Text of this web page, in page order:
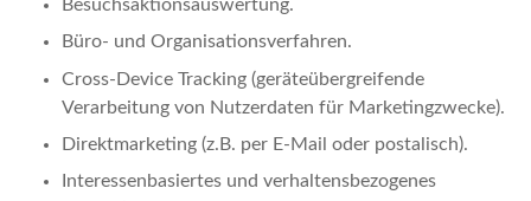
Besuchsaktionsauswertung.
Büro- und Organisationsverfahren.
Cross-Device Tracking (geräteübergreifende
Verarbeitung von Nutzerdaten für Marketingzwecke).
Direktmarketing (z.B. per E-Mail oder postalisch).
Interessenbasiertes und verhaltensbezogenes